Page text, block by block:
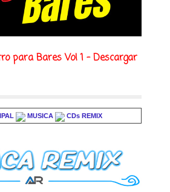
para Bares Vol 1 - Descargar
MUSICA CDs REMIX